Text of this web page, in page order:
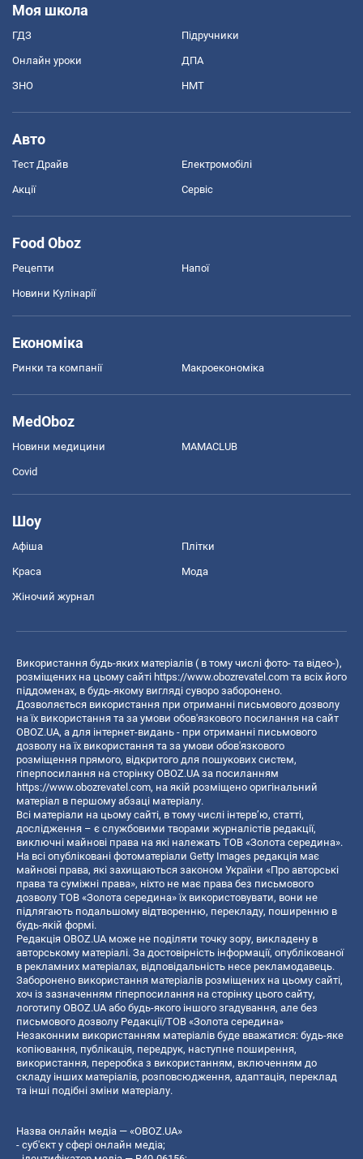
Моя школа
ГДЗ Підручники
Онлайн уроки ДПА
ЗНО НМТ
Авто
Тест Драйв Електромобілі
Акції Сервіс
Food Oboz
Рецепти Напої
Новини Кулінарії
Економіка
Ринки та компанії Макроекономіка
MedOboz
Новини медицини MAMACLUB
Covid
Шоу
Афіша Плітки
Краса Мода
Жіночий журнал
Використання будь-яких матеріалів ( в тому числі фото- та відео-),
розміщених на цьому сайті https://www.obozrevatel.com та всіх його
піддоменах, в будь-якому вигляді суворо заборонено.
Дозволяється використання при отриманні письмового дозволу
на їх використання та за умови обов'язкового посилання на сайт
OBOZ.UA, а для інтернет-видань - при отриманні письмового
дозволу на їх використання та за умови обов'язкового
розміщення прямого, відкритого для пошукових систем,
гіперпосилання на сторінку OBOZ.UA за посиланням
https://www.obozrevatel.com, на якій розміщено оригінальний
матеріал в першому абзаці матеріалу.
Всі матеріали на цьому сайті, в тому числі інтерв’ю, статті,
дослідження – є службовими творами журналістів редакції,
виключні майнові права на які належать ТОВ «Золота середина».
На всі опубліковані фотоматеріали Getty Images редакція має
майнові права, які захищаються законом України «Про авторські
права та суміжні права», ніхто не має права без письмового
дозволу ТОВ «Золота середина» їх використовувати, вони не
підлягають подальшому відтворенню, перекладу, поширенню в
будь-якій формі.
Редакція OBOZ.UA може не поділяти точку зору, викладену в
авторському матеріалі. За достовірність інформації, опублікованої
в рекламних матеріалах, відповідальність несе рекламодавець.
Заборонено використання матеріалів розміщених на цьому сайті,
хоч із зазначенням гіперпосилання на сторінку цього сайту,
логотипу OBOZ.UA або будь-якого іншого згадування, але без
письмового дозволу Редакції/ТОВ «Золота середина»
Незаконним використанням матеріалів буде вважатися: будь-яке
копiювання, публiкацiя, передрук, наступне поширення,
використання, переробка з використанням, включенням до
складу інших матеріалів, розповсюдження, адаптація, переклад
та інші подібні зміни матеріалу.
Назва онлайн медіа — «OBOZ.UA»
- суб'єкт у сфері онлайн медіа;